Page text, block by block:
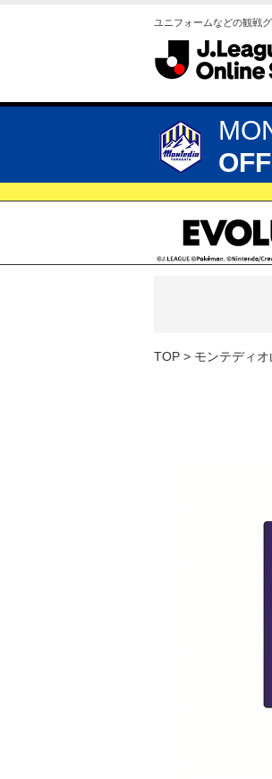
ユニフォームなどの観戦
TOP モンテディ